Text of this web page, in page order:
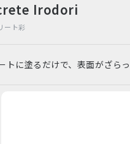
Irodori
ート彩
トに塗るだけで、表面がざら